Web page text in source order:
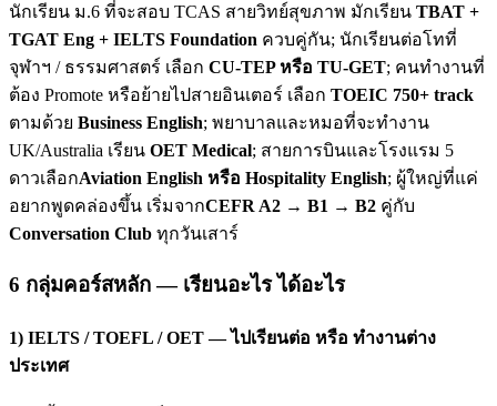
นักเรียน ม.6 ที่จะสอบ TCAS สายวิทย์สุขภาพ มักเรียน TBAT +
TGAT Eng + IELTS Foundation ควบคู่กัน; นักเรียนต่อโทที่
จุฬาฯ / ธรรมศาสตร์ เลือก CU-TEP หรือ TU-GET; คนทำงานที่
ต้อง Promote หรือย้ายไปสายอินเตอร์ เลือก TOEIC 750+ track
ตามด้วย Business English; พยาบาลและหมอที่จะทำงาน
UK/Australia เรียน OET Medical; สายการบินและโรงแรม 5
ดาวเลือกAviation English หรือ Hospitality English; ผู้ใหญ่ที่แค่
อยากพูดคล่องขึ้น เริ่มจากCEFR A2 → B1 → B2 คู่กับ
Conversation Club ทุกวันเสาร์
6 กลุ่มคอร์สหลัก — เรียนอะไร ได้อะไร
1) IELTS / TOEFL / OET — ไปเรียนต่อ หรือ ทำงานต่าง
ประเทศ